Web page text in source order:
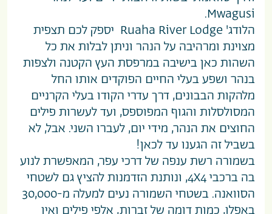
Mwagusi.
הלודג' Ruaha River Lodge יספק לכם תצפית
מצוינת ומרהיבה על הנהר וניתן לבלות את כל
השהות כאן בישיבה במרפסת העץ הקטנה ולצפות
בנהר ושפע בעלי החיים הפוקדים אותו החל
מלהקות הבבונים, דרך עדרי הקודו בעלי הקרניים
המסולסלות והגוף המפוספס, ועד לעשרות פילים
החוצים את הנהר, מידי יום, לעברו השני. אבל, לא
בשביל זה הגענו עד לכאן!
בשמורה רשת ענפה של דרכי עפר, המאפשרת לנוע
בה ברכבי 4X4, ונותנת הזדמנות להציץ גם לשטחי
הסוואנה. בשטחי השמורה נעים למעלה מ-30,000